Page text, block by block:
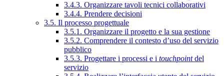
3.4.3. Organizzare tavoli tecnici collaborativi
3.4.4. Prendere decisioni
3.5. Il processo progettuale
3.5.1. Organizzare il progetto e la sua gestione
3.5.2. Comprendere il contesto d’uso del servizio
pubblico
3.5.3. Progettare i processi e i touchpointdel
servizio